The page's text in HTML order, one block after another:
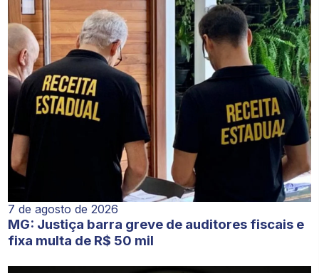
7 de agosto de 2026
MG: Justiça barra greve de auditores fiscais e
fixa multa de R$ 50 mil